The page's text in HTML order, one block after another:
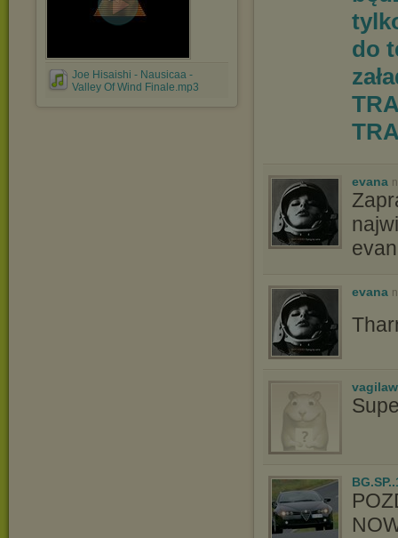
Joe Hisaishi - Nausicaa -
Valley Of Wind Finale.mp3
do
evana
evana